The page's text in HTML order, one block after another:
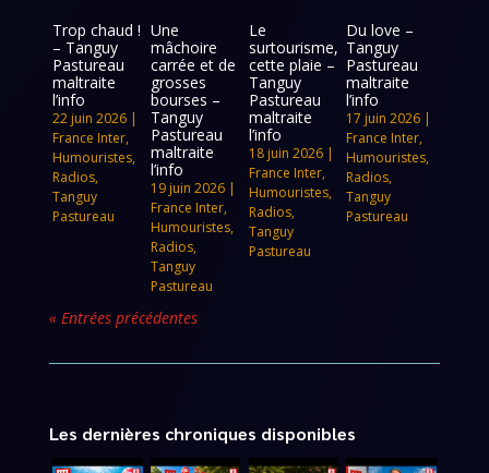
Trop chaud !
– Tanguy
Pastureau
maltraite
l’info
22 juin 2026 |
France Inter,
Humouristes,
Radios,
Tanguy
Pastureau
Une
mâchoire
carrée et de
grosses
bourses –
Tanguy
Pastureau
maltraite
l’info
19 juin 2026|
France Inter,
Humouristes,
Radios,
Tanguy
Pastureau
Le
surtourisme,
cette plaie –
Tanguy
Pastureau
maltraite
l’info
18 juin 2026|
France Inter,
Humouristes,
Radios,
Tanguy
Pastureau
Du love –
Tanguy
Pastureau
maltraite
l’info
17 juin 2026 |
France Inter,
Humouristes,
Radios,
Tanguy
Pastureau
« Entrées précédentes
Les dernières chroniques disponibles